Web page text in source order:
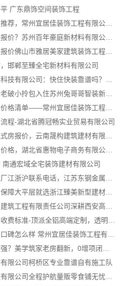
广东鼎饰空间装饰工程
天宁家庭装修公司推荐，常州宜居佳装饰工程有限公司口碑见证
苏州本地全包家装报价？苏州百年豪庭新材料有限公司新房装修
品质装饰家装服务报价佛山市雅居美家建筑装饰工程有限公司
邯郸至臻全宅新材料有限公司
工业园区旧房翻新老破小拎包入住苏州兔哥哥智装新材料有限公司
新北优秀家庭装修价格清单——常州宜居佳装饰工程有限公司
程-湖北省腾冠畅实业贸易有限公司
热门日常居家公司价格，湖北省惠物电子商务有限公司品质优选
通宏域全宅装饰建材有限公司
本地全屋装修工期保障大平层就选浙江臻美新型建材有限公司
限公司柯桥区专业靠谱自有施工队
河南零百味供应链有限公司全程护航量贩零食铺无忧经营